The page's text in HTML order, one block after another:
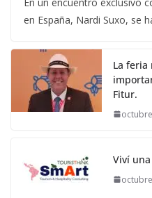
en España, Nardi Suxo, se
La feria
Fitur.
Viví